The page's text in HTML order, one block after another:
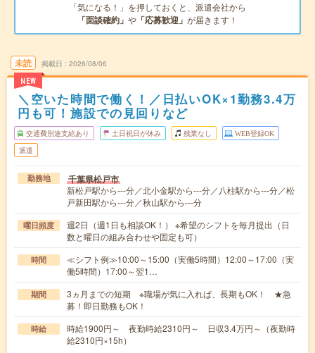
「気になる！」を押しておくと、派遣会社から
「面談確約」 や 「応募歓迎」 が届きます！
未読
NEW
掲載日 2026/08/06
＼空いた時間で働く！／日払いOK×1勤務3.4万
円も可！施設での見回りなど
交通費別途支給あり 土日祝日が休み 残業なし WEB登録OK
派遣
勤務地 千葉県松戸市
新松戸駅から---分／北小金駅から---分／八柱駅から---分／松
戸新田駅から---分／秋山駅から---分
曜日頻度
週2日（週1日も相談OK！） ※希望のシフトを毎月提出（日
数と曜日の組み合わせや固定も可）
時間
≪シフト例≫10:00～15:00（実働5時間）12:00～17:00（実
働5時間）17:00～翌1…
期間
3ヵ月までの短期 ※職場が気に入れば、長期もOK！ ★急
募！即日勤務もOK！
時給
時給1900円～ 夜勤時給2310円～ 日収3.4万円～（夜勤時
給2310円×15h）